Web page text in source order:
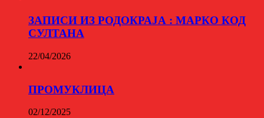
ЗАПИСИ ИЗ РОДОКРАЈА : МАРКО КОД
СУЛТАНА
22/04/2026
ПРОМУКЛИЦА
02/12/2025